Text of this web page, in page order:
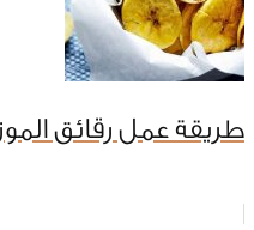
طريقة عمل رقائق